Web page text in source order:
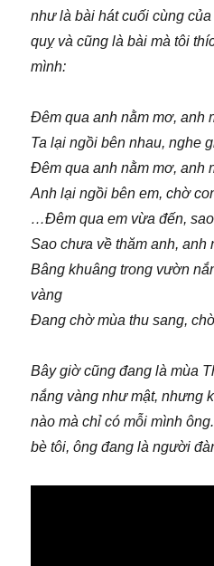
như là bài hát cuối cùng
quỵ và cũng là bài mà tôi
mình:
Đêm qua anh nằm mơ, anh
Ta lại ngồi bên nhau, nghe
Đêm qua anh nằm mơ, anh
Anh lại ngồi bên em, chờ
…Đêm qua em vừa đến,
Sao chưa về thăm anh, anh
Bâng khuâng trong vườn
vàng
Đang chờ mùa thu sang,
Bây giờ cũng đang là mùa
nắng vàng như mật, nhưng
nào mà chỉ có mỗi mình
bè tôi, ông đang là người